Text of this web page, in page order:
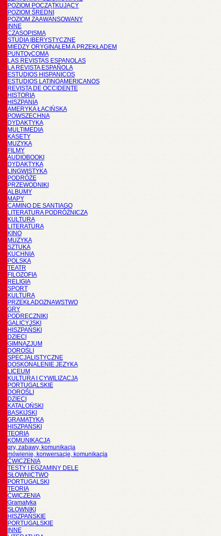
POZIOM POCZĄTKUJĄCY
POZIOM ŚREDNI
POZIOM ZAAWANSOWANY
INNE
CZASOPISMA
STUDIA IBERYSTYCZNE
MIĘDZY ORYGINAŁEM A PRZEKŁADEM
PUNTOyCOMA
LAS REVISTAS ESPANOLAS
LA REVISTA ESPAÑOLA
ESTUDIOS HISPANICOS
ESTUDIOS LATINOAMERICANOS
REVISTA DE OCCIDENTE
HISTORIA
HISZPANIA
AMERYKA ŁACIŃSKA
POWSZECHNA
DYDAKTYKA
MULTIMEDIA
KASETY
MUZYKA
FILMY
AUDIOBOOKI
DYDAKTYKA
LINGWISTYKA
PODRÓŻE
PRZEWODNIKI
ALBUMY
MAPY
CAMINO DE SANTIAGO
LITERATURA PODRÓŻNICZA
KULTURA
LITERATURA
KINO
MUZYKA
SZTUKA
KUCHNIA
POLSKA
TEATR
FILOZOFIA
RELIGIA
SPORT
KULTURA
PRZEKŁADOZNAWSTWO
GRY
PODRĘCZNIKI
GALICYJSKI
HISZPAŃSKI
DZIECI
GIMNAZJUM
DOROŚLI
SPECJALISTYCZNE
DOSKONALENIE JĘZYKA
LICEUM
KULTURA I CYWILIZACJA
PORTUGALSKIE
DOROŚLI
DZIECI
KATALOŃSKI
BASKIJSKI
GRAMATYKA
HISZPAŃSKI
TEORIA
KOMUNIKACJA
gry, zabawy, komunikacja
mówienie, konwersacje, komunikacja
ĆWICZENIA
TESTY I EGZAMINY DELE
SŁOWNICTWO
PORTUGALSKI
TEORIA
ĆWICZENIA
Gramatyka
SŁOWNIKI
HISZPAŃSKIE
PORTUGALSKIE
INNE